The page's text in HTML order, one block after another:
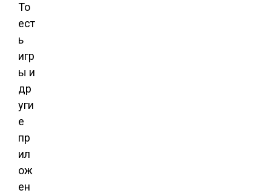
То
ест
ь
игр
ы и
др
уги
е
пр
ил
ож
ен